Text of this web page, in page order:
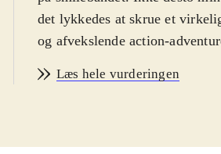
det lykkedes at skrue et
og afvekslende action-
handling og inspiration i de
Wars/LEGO universet og
Læs hele vurderingen